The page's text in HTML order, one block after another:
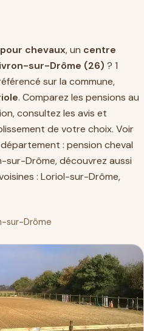
chevaux, un centre
sur-Drôme (26) ? 1
sur la commune,
. Comparez les pensions au
consultez les avis et
de votre choix. Voir
: pension cheval
sur-Drôme, découvrez aussi
: Loriol-sur-Drôme,
sur-Drôme